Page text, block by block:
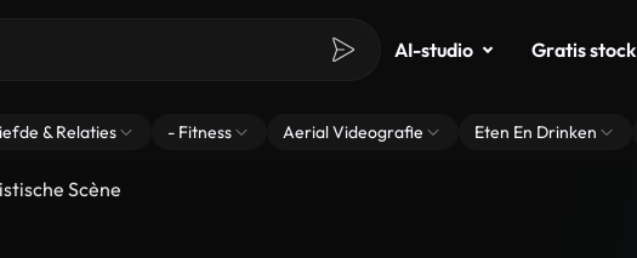
AI-studio Gratis stock
& Relaties - Fitness Aerial Videografie Eten En Drinken
Scène